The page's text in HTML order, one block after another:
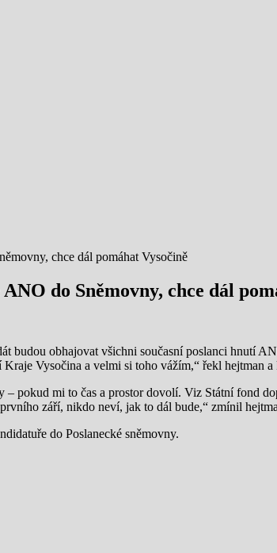
chce dál pomáhat Vysočině
do Sněmovny, chce dál
obhajovat všichni současní poslanci hnutí
Vysočina a velmi si toho vážím,“ řekl hejtman
pokud mi to čas a prostor dovolí. Viz Státní fond
září, nikdo neví, jak to dál bude,“ zmínil
do Poslanecké sněmovny.